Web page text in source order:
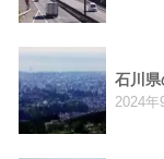
石川県
2024年